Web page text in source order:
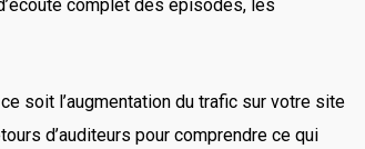
complet des épisodes, les
soit l’augmentation du trafic sur votre site
d’auditeurs pour comprendre ce qui